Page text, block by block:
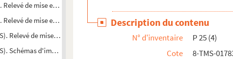
de mise en scène. 7
de mise en scène. 8
Relevé de mise en scène. 9
Schémas d'implantation de décor
Description du contenu
N° d'inventaire
P 25 (4)
Cote
8-TMS-